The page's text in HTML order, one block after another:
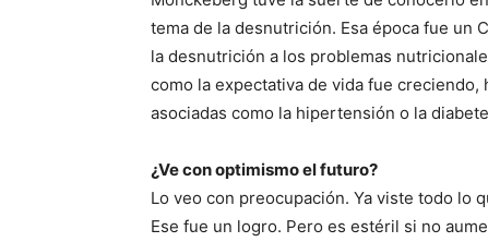
tema de la desnutrición. Esa época fue un
la desnutrición a los problemas
como la expectativa de vida fue
asociadas como la hipertensión o la
¿Ve con optimismo el futuro?
Lo veo con preocupación. Ya viste todo lo
Ese fue un logro. Pero es estéril si no